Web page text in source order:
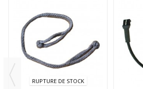
RUPTURE DE STOCK